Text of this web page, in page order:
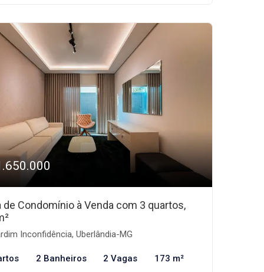
de Condomínio à Venda com 3 quartos,
Inconfidência, Uberlândia-MG
2 Banheiros 2 Vagas 173 m²